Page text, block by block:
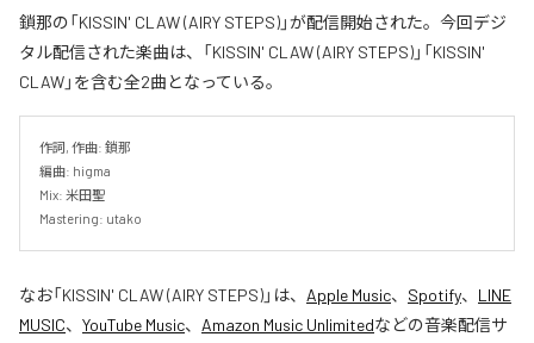
鎖那の「KISSIN' CLAW (AIRY STEPS)」が配信開始された。今回デジ
タル配信された楽曲は、「KISSIN' CLAW (AIRY STEPS)」「KISSIN'
CLAW」を含む全2曲となっている。
作詞, 作曲: 鎖那
編曲: higma
Mix: 米田聖
Mastering: utako
なお「KISSIN' CLAW (AIRY STEPS)」は、 Apple Music、 Spotify、 LINE
MUSIC、 YouTube Music、 Amazon Music Unlimitedなどの音楽配信サ